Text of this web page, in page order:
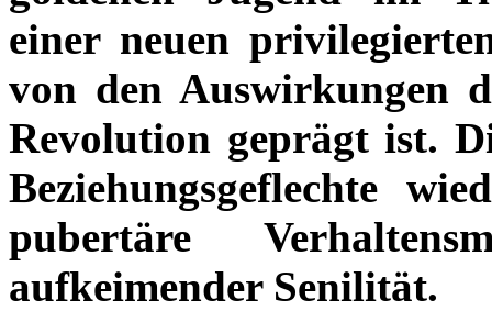
einer neuen
von den Auswirkungen
Revolution geprägt ist.
Beziehungsgeflechte
pubertäre
aufkeimender Senilität.